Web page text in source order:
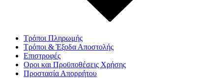
Τρόποι Πληρωμής
Τρόποι & Έξοδα Αποστολής
Επιστροφές
Οροι και Προϋποθέσεις Χρήσης
Προστασία Απορρήτου